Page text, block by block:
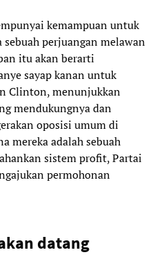
kemampuan untuk
perjuangan melawan
itu akan berarti
sayap kanan untuk
Clinton, menunjukkan
mendukungnya dan
oposisi umum di
mereka adalah sebuah
sistem profit, Partai
permohonan
datang